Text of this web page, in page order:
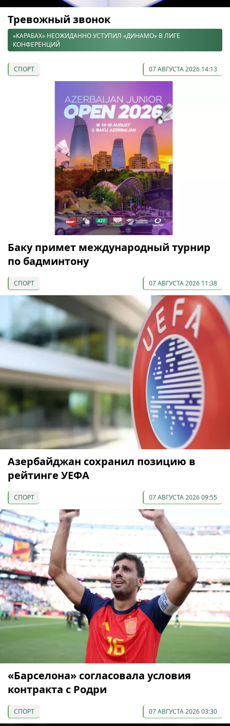
Тревожный звонок
«КАРАБАХ» НЕОЖИДАННО УСТУПИЛ «ДИНАМО» В ЛИГЕ
КОНФЕРЕНЦИЙ
СПОРТ 07 АВГУСТА 2026 14:13
Баку примет международный турнир
по бадминтону
СПОРТ 07 АВГУСТА 2026 11:38
Азербайджан сохранил позицию в
рейтинге УЕФА
СПОРТ 07 АВГУСТА 2026 09:55
«Барселона» согласовала условия
контракта с Родри
СПОРТ 07 АВГУСТА 2026 03:30